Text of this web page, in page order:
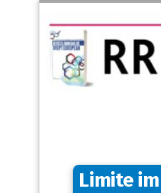
Limite